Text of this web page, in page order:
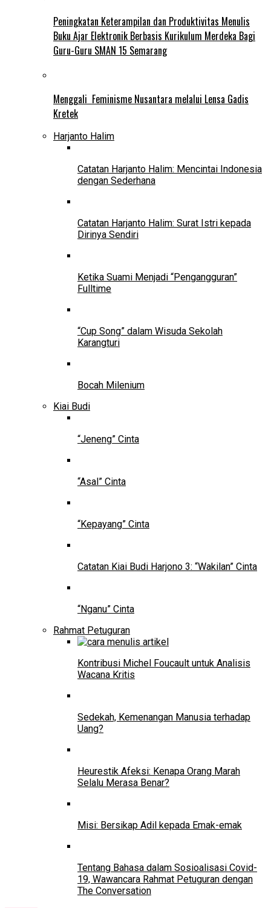
Peningkatan Keterampilan dan Produktivitas Menulis
Buku Ajar Elektronik Berbasis Kurikulum Merdeka Bagi
Guru-Guru SMAN 15 Semarang
Menggali Feminisme Nusantara melalui Lensa Gadis
Kretek
Harjanto Halim
Catatan Harjanto Halim: Mencintai Indonesia
dengan Sederhana
Catatan Harjanto Halim: Surat Istri kepada
Dirinya Sendiri
Ketika Suami Menjadi “Pengangguran”
Fulltime
“Cup Song” dalam Wisuda Sekolah
Karangturi
Bocah Milenium
Kiai Budi
“Jeneng” Cinta
“Asal” Cinta
“Kepayang” Cinta
Catatan Kiai Budi Harjono 3: “Wakilan” Cinta
“Nganu” Cinta
Rahmat Petuguran
Kontribusi Michel Foucault untuk Analisis
Wacana Kritis
Sedekah, Kemenangan Manusia terhadap
Uang?
Heurestik Afeksi: Kenapa Orang Marah
Selalu Merasa Benar?
Misi: Bersikap Adil kepada Emak-emak
Tentang Bahasa dalam Sosioalisasi Covid-
19, Wawancara Rahmat Petuguran dengan
The Conversation